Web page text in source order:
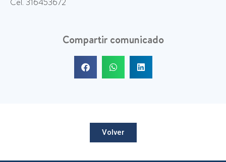
Cel. 316453672
Compartir comunicado
Volver